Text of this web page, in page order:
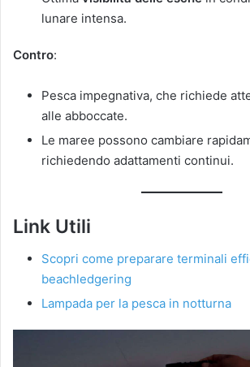
lunare intensa.
Contro:
Pesca impegnativa, che richiede
alle abboccate.
Le maree possono cambiare
richiedendo adattamenti continui.
Link Utili
Scopri come preparare terminali
beachledgering
Lampada per la pesca in notturna